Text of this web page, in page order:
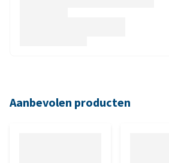
Aanbevolen producten